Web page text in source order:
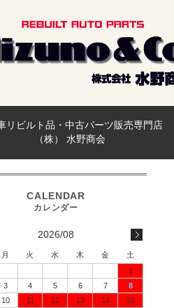
リビルト品・中古パーツ販売専門店
（株） 水野商会
2026/08
月 火 水 木 金
土
1
3 4 5 6 7
8
10 11 12 13 14
15